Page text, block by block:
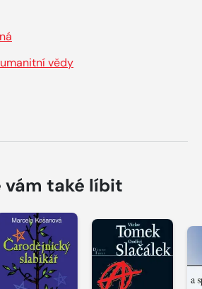
vědy
vám také líbit